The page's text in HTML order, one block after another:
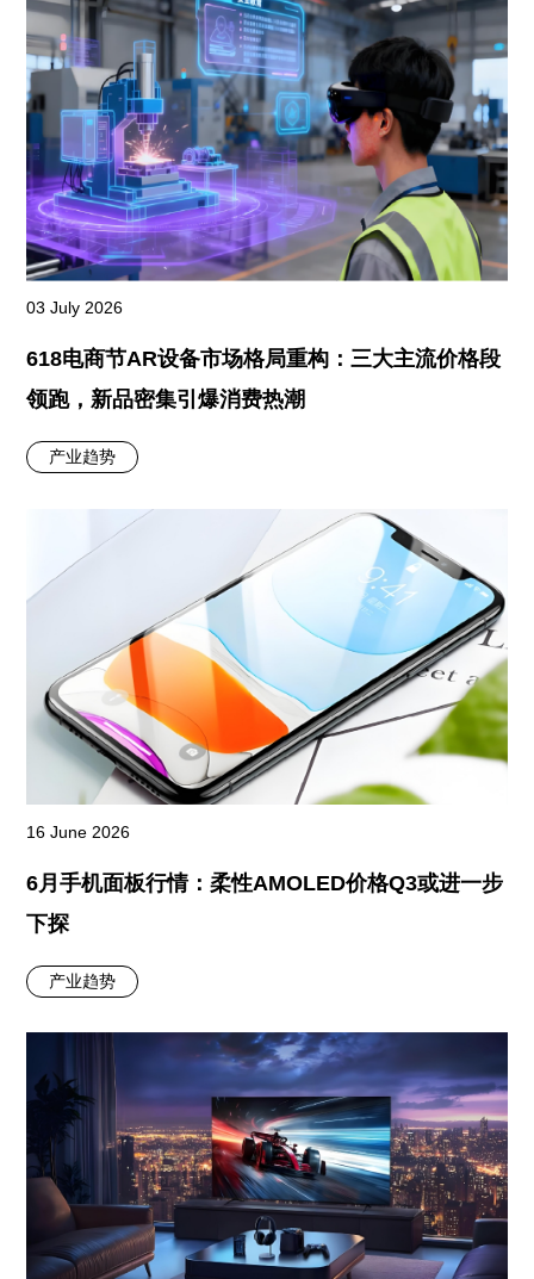
03 July 2026
618电商节AR设备市场格局重构：三大主流价格段
领跑，新品密集引爆消费热潮
产业趋势
16 June 2026
6月手机面板行情：柔性AMOLED价格Q3或进一步
下探
产业趋势